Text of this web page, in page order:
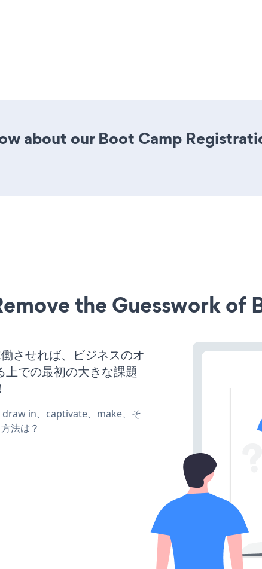
about our Boot Camp
the Guesswork of
させれば、ビジネスのオ
での最初の大きな課題
in、captivate、make、そ
法は？